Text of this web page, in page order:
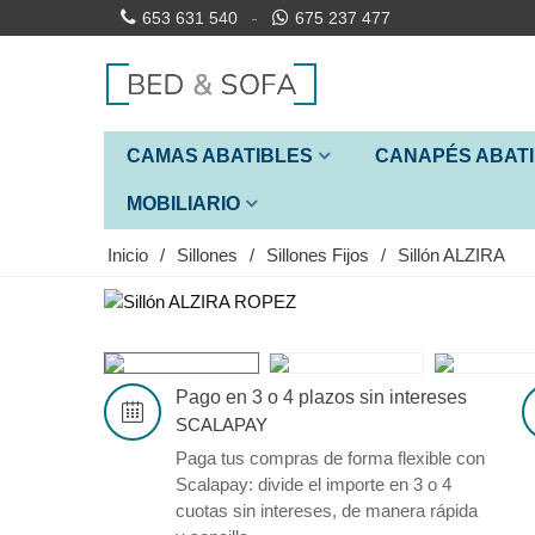
653 631 540 675 237 477
CAMAS ABATIBLES CANAPÉS
MOBILIARIO
Inicio / Sillones / Sillones Fijos / Sillón ALZIRA
Pago en 3 o 4 plazos sin intereses
SCALAPAY
Paga tus compras de forma flexible con
Scalapay: divide el importe en 3 o 4
cuotas sin intereses, de manera rápida